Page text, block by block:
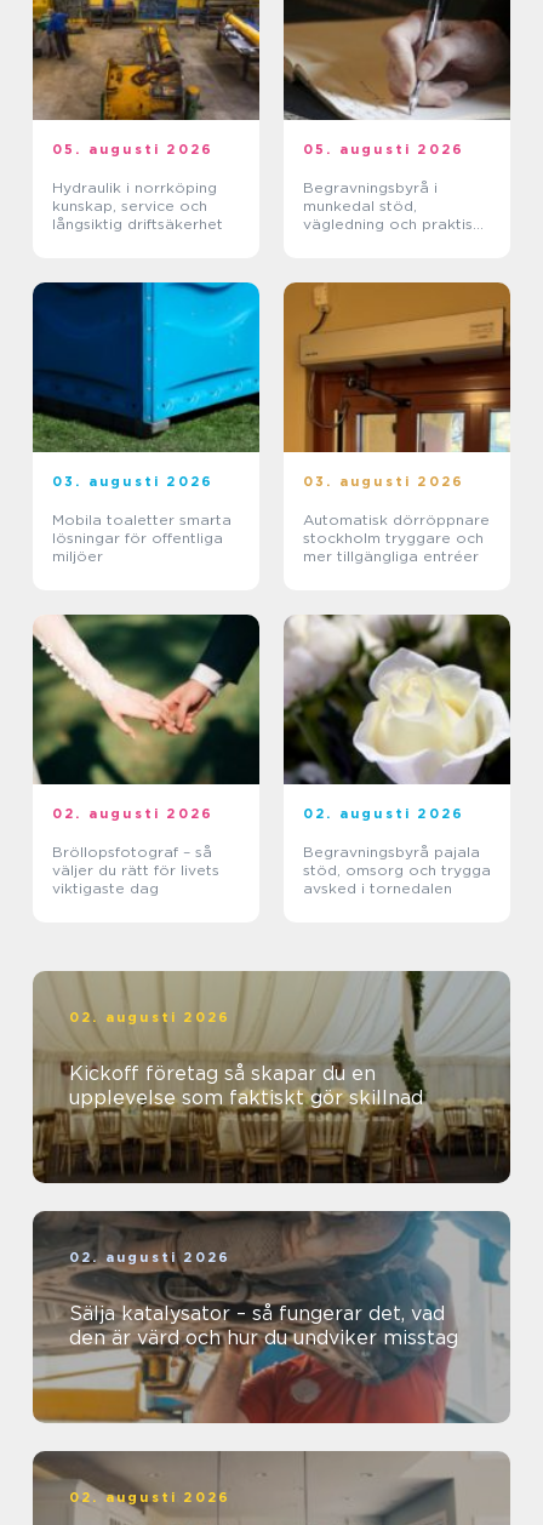
05. augusti 2026
Hydraulik i norrköping
kunskap, service och
långsiktig driftsäkerhet
05. augusti 2026
Begravningsbyrå i
munkedal stöd,
vägledning och praktisk
03. augusti 2026
Mobila toaletter smarta
lösningar för offentliga
miljöer
03. augusti 2026
Automatisk dörröppnare
stockholm tryggare och
mer tillgängliga entréer
02. augusti 2026
Bröllopsfotograf – så
väljer du rätt för livets
viktigaste dag
02. augusti 2026
Begravningsbyrå pajala
stöd, omsorg och trygga
avsked i tornedalen
02. augusti 2026
Kickoff företag så skapar du en
upplevelse som faktiskt gör skillnad
02. augusti 2026
Sälja katalysator – så fungerar det, vad
den är värd och hur du undviker misstag
02. augusti 2026